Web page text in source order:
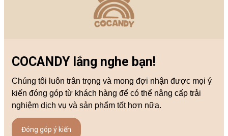
COCANDY lắng nghe bạn!
Chúng tôi luôn trân trọng và mong đợi nhận được mọi ý
kiến đóng góp từ khách hàng để có thể nâng cấp trải
nghiệm dịch vụ và sản phẩm tốt hơn nữa.
Đóng góp ý kiến